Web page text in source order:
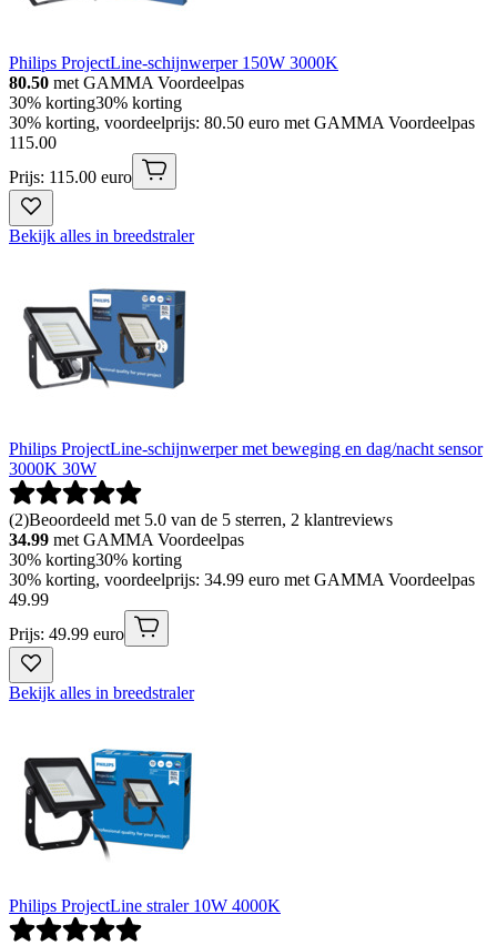
Philips ProjectLine-schijnwerper 150W 3000K
80.50 met GAMMA Voordeelpas
30% korting30% korting
30% korting, voordeelprijs: 80.50 euro met GAMMA Voordeelpas
115.00
Prijs: 115.00 euro
Bekijk alles in breedstraler
Philips ProjectLine-schijnwerper met beweging en dag/nacht sensor
3000K 30W
(2)Beoordeeld met 5.0 van de 5 sterren, 2 klantreviews
34.99 met GAMMA Voordeelpas
30% korting30% korting
30% korting, voordeelprijs: 34.99 euro met GAMMA Voordeelpas
49.99
Prijs: 49.99 euro
Bekijk alles in breedstraler
Philips ProjectLine straler 10W 4000K